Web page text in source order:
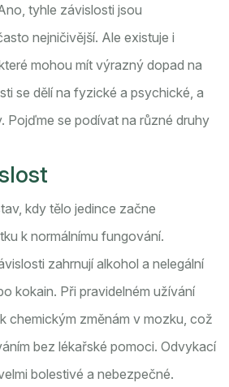
tyhle závislosti jsou
nejničivější. Ale existuje i
mohou mít výrazný dopad na
se dělí na fyzické a psychické, a
Pojďme se podívat na různé druhy
kdy tělo jedince začne
k normálnímu fungování.
zahrnují alkohol a nelegální
kokain. Při pravidelném užívání
chemickým změnám v mozku, což
bez lékařské pomoci. Odvykací
bolestivé a nebezpečné.